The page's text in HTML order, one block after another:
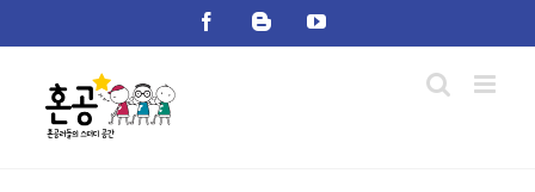
FacebookBloggerYouTube